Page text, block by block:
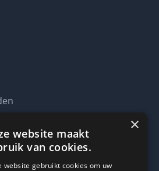
(DAS)
×
website maakt
van cookies.
website gebruikt cookies om uw